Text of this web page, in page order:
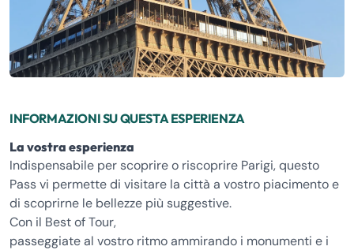
INFORMAZIONI SU QUESTA ESPERIENZA
La vostra esperienza
Indispensabile per scoprire o riscoprire Parigi, questo
Pass vi permette di visitare la città a vostro piacimento e
di scoprirne le bellezze più suggestive.
Con il Best of Tour,
passeggiate al vostro ritmo ammirando i monumenti e i